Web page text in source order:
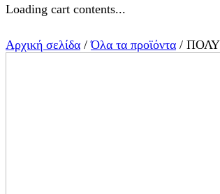
Loading cart contents...
Αρχική σελίδα /Όλα τα προϊόντα /